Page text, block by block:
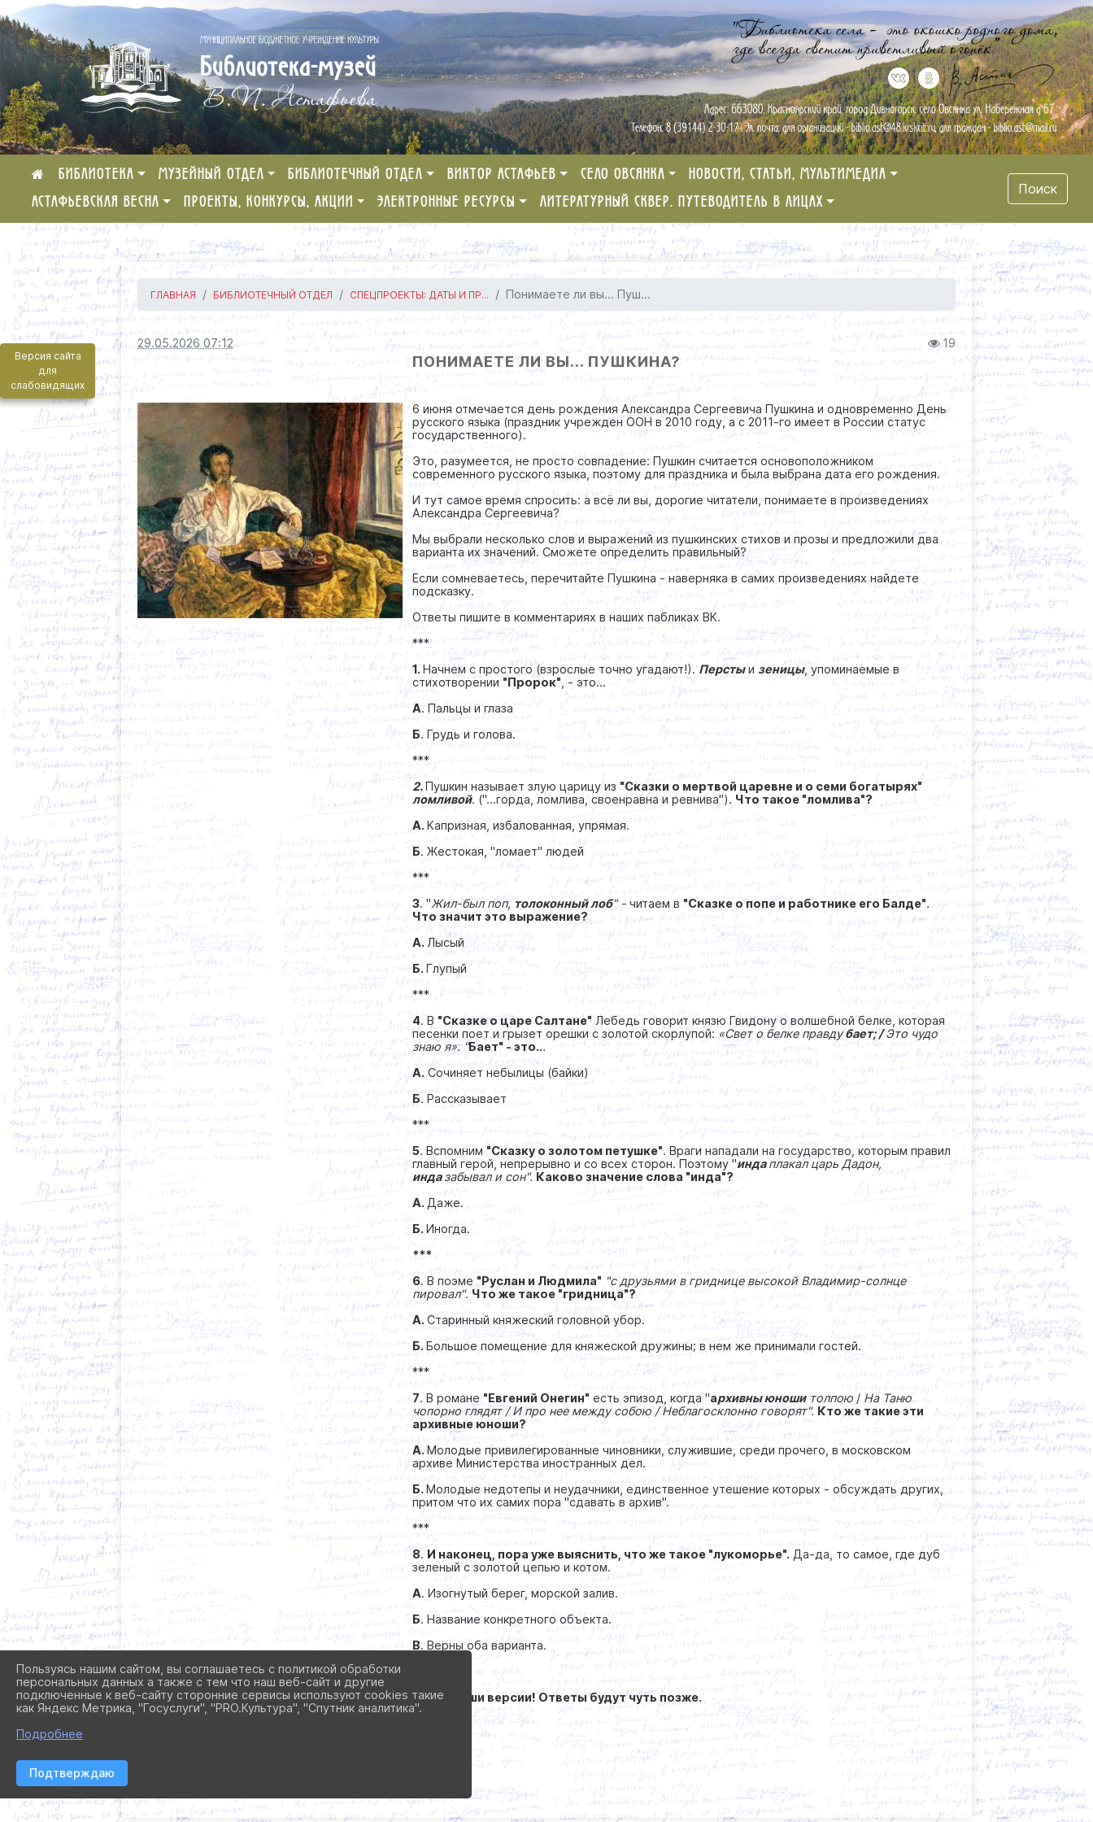
Версия сайта
для
слабовидящих
БИБЛИОТЕКА МУЗЕЙНЫЙ ОТДЕЛ БИБЛИОТЕЧНЫЙ ОТДЕЛ ВИКТОР АСТАФЬЕВ СЕЛО ОВСЯНКА НОВОСТИ, СТАТЬИ, МУЛЬТИМЕДИА
АСТАФЬЕВСКАЯ ВЕСНА ПРОЕКТЫ, КОНКУРСЫ, АКЦИИ ЭЛЕКТРОННЫЕ РЕСУРСЫ ЛИТЕРАТУРНЫЙ СКВЕР. ПУТЕВОДИТЕЛЬ В ЛИЦАХ
Поиск
ГЛАВНАЯ БИБЛИОТЕЧНЫЙ ОТДЕЛ СПЕЦПРОЕКТЫ: ДАТЫ И ПР... Понимаете ли вы... Пуш...
29.05.2026 07:12 19
ПОНИМАЕТЕ ЛИ ВЫ... ПУШКИНА?
6 июня отмечается день рождения Александра Сергеевича Пушкина и одновременно День
русского языка (праздник учрежден ООН в 2010 году, а с 2011-го имеет в России статус
государственного).
Это, разумеется, не просто совпадение: Пушкин считается основоположником
современного русского языка, поэтому для праздника и была выбрана дата его рождения.
И тут самое время спросить: а всё ли вы, дорогие читатели, понимаете в произведениях
Александра Сергеевича?
Мы выбрали несколько слов и выражений из пушкинских стихов и прозы и предложили два
варианта их значений. Сможете определить правильный?
Если сомневаетесь, перечитайте Пушкина - наверняка в самих произведениях найдете
подсказку.
Ответы пишите в комментариях в наших пабликах ВК.
***
1.Начнем с простого (взрослые точно угадают!).Перстыи зеницы, упоминаемые в
стихотворении"Пророк" , - это...
А. Пальцы и глаза
Б. Грудь и голова.
***
2.Пушкин называет злую царицу из"Сказки о мертвой царевне и о семи богатырях"
ломливой. ("...горда, ломлива, своенравна и ревнива"). Что такое "ломлива"?
А.Капризная, избалованная, упрямая.
Б. Жестокая, "ломает" людей
***
3. "Жил-был поп, толоконныйлоб" -читаем в "Сказке о попе и работнике его Балде".
Что значит это выражение?
А. Лысый
Б.Глупый
***
4. В "Сказке о царе Салтане"Лебедь говорит князю Гвидону о волшебной белке, которая
песенки поет и грызет орешки с золотой скорлупой: «Свет о белке правдубает; /Это чудо
знаю я». "Бает" - это...
А. Сочиняет небылицы (байки)
Б. Рассказывает
***
5. Вспомним "Сказку о золотом петушке". Враги нападали на государство, которым правил
главный герой, непрерывно и со всех сторон. Поэтому "индаплакал царь Дадон,
индазабывал и сон". Каково значение слова "инда"?
А. Даже.
Б.Иногда.
***
6. В поэме "Руслан и Людмила" "с друзьями в гриднице высокой Владимир-солнце
пировал". Что же такое "гридница"?
А.Старинный княжеский головной убор.
Б.Большое помещение для княжеской дружины; в нем же принимали гостей.
***
7. В романе "Евгений Онегин" есть эпизод, когда "архивны юношитолпою / На Таню
чопорно глядят / И про нее между собою / Неблагосклонно говорят". Кто же такие эти
архивные юноши?
А.Молодые привилегированные чиновники, служившие, среди прочего, в московском
архиве Министерства иностранных дел.
Б.Молодые недотепы и неудачники, единственное утешение которых - обсуждать других,
притом что их самих пора "сдавать в архив".
***
8. И наконец, пора уже выяснить, что же такое "лукоморье". Да-да, то самое, где дуб
зеленый с золотой цепью и котом.
А. Изогнутый берег, морской залив.
Б. Название конкретного объекта.
В. Верны оба варианта.
Ждем ваши версии! Ответы будут чуть позже.
Пользуясь нашим сайтом, вы соглашаетесь с политикой обработки
персональных данных а также с тем что наш веб-сайт и другие
подключенные к веб-сайту сторонние сервисы используют cookies такие
как Яндекс Метрика, "Госуслуги", "PRO.Культура", "Спутник аналитика".
Подробнее
Подтверждаю